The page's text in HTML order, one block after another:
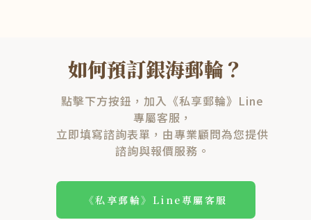
如何預訂銀海郵輪？
點擊下方按鈕，加入《私享郵輪》Line
專屬客服，
立即填寫諮詢表單，由專業顧問為您提供
諮詢與報價服務。
《私享郵輪》Line專屬客服